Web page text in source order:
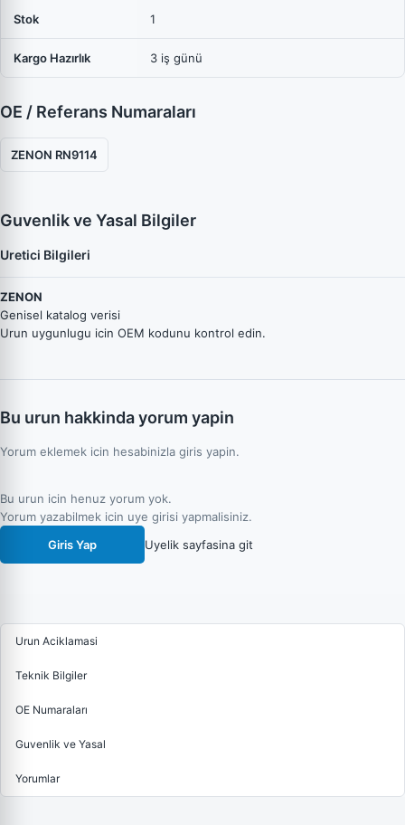
Stok 1
Kargo Hazırlık 3 iş günü
OE / Referans Numaraları
ZENON RN9114
Guvenlik ve Yasal Bilgiler
Uretici Bilgileri
ZENON
Genisel katalog verisi
Urun uygunlugu icin OEM kodunu kontrol edin.
Bu urun hakkinda yorum yapin
Yorum eklemek icin hesabinizla giris yapin.
Bu urun icin henuz yorum yok.
Yorum yazabilmek icin uye girisi yapmalisiniz.
Giris Yap
Uyelik sayfasina git
Urun Aciklamasi
Teknik Bilgiler
OE Numaraları
Guvenlik ve Yasal
Yorumlar